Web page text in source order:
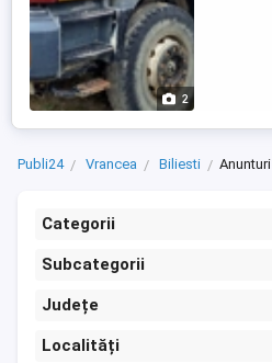
2
Publi24 Vrancea Biliesti Anunturi
Categorii
Subcategorii
Județe
Localități